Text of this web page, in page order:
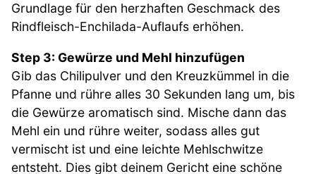
Grundlage für den herzhaften Geschmack des
Rindfleisch-Enchilada-Auflaufs erhöhen.
Step 3: Gewürze und Mehl hinzufügen
Gib das Chilipulver und den Kreuzkümmel in die
Pfanne und rühre alles 30 Sekunden lang um, bis
die Gewürze aromatisch sind. Mische dann das
Mehl ein und rühre weiter, sodass alles gut
vermischt ist und eine leichte Mehlschwitze
entsteht. Dies gibt deinem Gericht eine schöne